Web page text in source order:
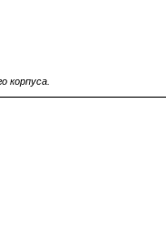
корпуса.